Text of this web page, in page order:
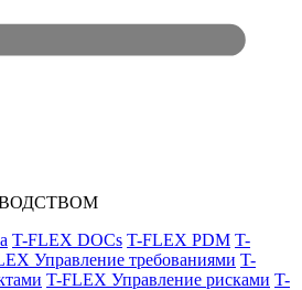
T-FLEX DOCs T-FLEX PDM T-
Управление требованиями T-
T-FLEX Управление рисками T-